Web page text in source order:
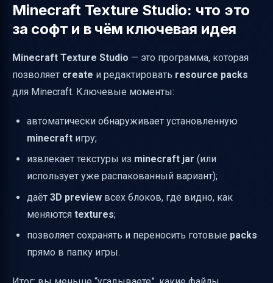
Minecraft Texture Studio: что это
за софт и в чём ключевая идея
Minecraft Texture Studio — это программа, которая
позволяет create и редактировать resource packs
для Minecraft. Ключевые моменты:
автоматически обнаруживает установленную
minecraft игру;
извлекает текстуры из minecraft jar (или
использует уже распакованный вариант);
даёт 3D preview всех блоков, где видно, как
меняются textures;
позволяет сохранять и переносить готовые packs
прямо в папку игры.